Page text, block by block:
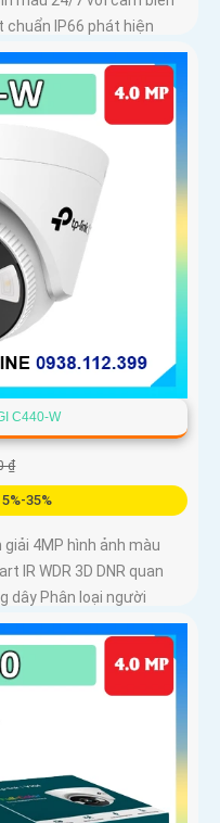
chuẩn IP66 phát hiện
ranh giới xâm nhập
VIGI App
C440-W
₫
35%
giải 4MP hình ảnh màu
IR WDR 3D DNR quan
dây Phân loại người
thanh hai chiều Chuẩn
IP66 chống nước